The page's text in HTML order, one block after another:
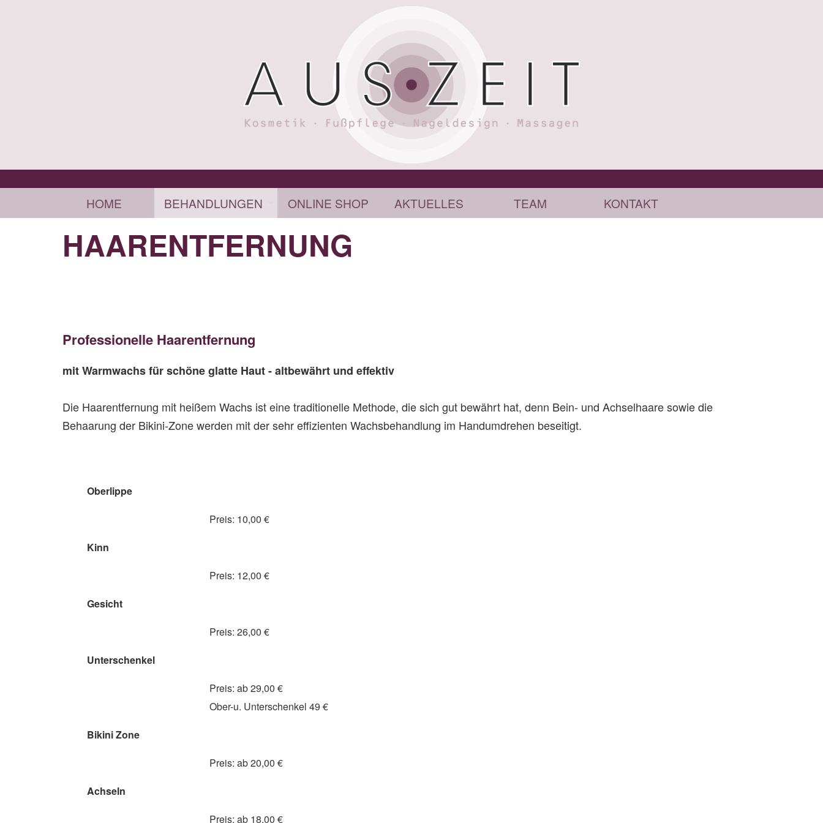
HOME BEHANDLUNGEN ONLINE SHOP AKTUELLES TEAM KONTAKT
HAARENTFERNUNG
Professionelle Haarentfernung
mit Warmwachs für schöne glatte Haut - altbewährt und effektiv
Die Haarentfernung mit heißem Wachs ist eine traditionelle Methode, die sich gut bewährt hat, denn Bein- und Achselhaare sowie die
Behaarung der Bikini-Zone werden mit der sehr effizienten Wachsbehandlung im Handumdrehen beseitigt.
Oberlippe
Preis: 10,00 €
Kinn
Preis: 12,00 €
Gesicht
Preis: 26,00 €
Unterschenkel
Preis: ab 29,00 €
Ober-u. Unterschenkel 49 €
Bikini Zone
Preis: ab 20,00 €
Achseln
Preis: ab 18,00 €